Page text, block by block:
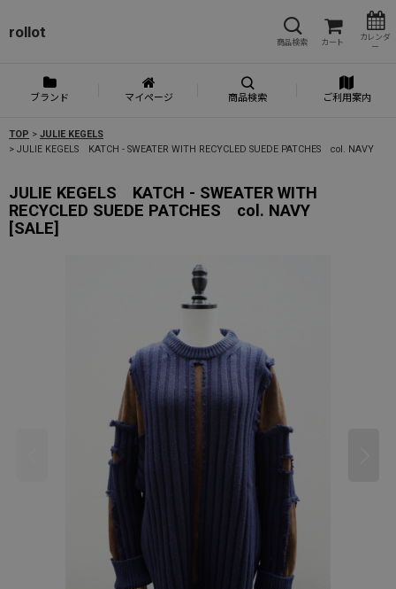
rollot
商品検索 カート
カレンダ
ー
ブランド マイページ 商品検索 ご利用案内
TOP > JULIE KEGELS
> JULIE KEGELS KATCH - SWEATER WITH RECYCLED SUEDE PATCHES col. NAVY
JULIE KEGELS KATCH - SWEATER WITH
RECYCLED SUEDE PATCHES col. NAVY
[SALE]